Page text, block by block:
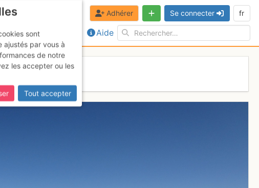
Aide
Adhérer Se connecter fr
sont
ajustés par vous à
de notre
les accepter ou les
Tout accepter